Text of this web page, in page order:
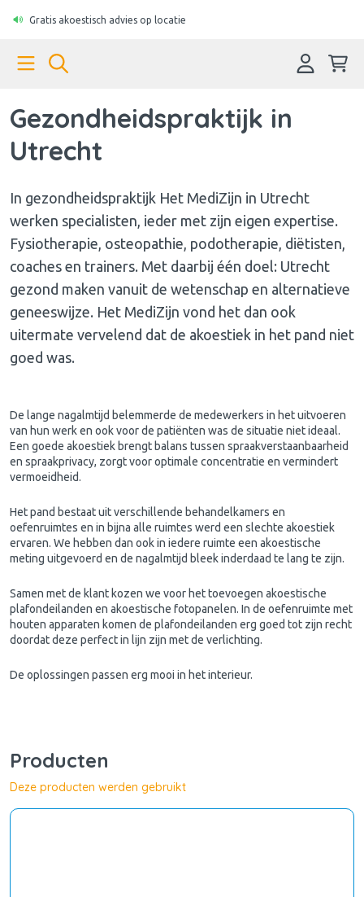
Gratis akoestisch advies op locatie
Gezondheidspraktijk in
Utrecht
In gezondheidspraktijk Het MediZijn in Utrecht
werken specialisten, ieder met zijn eigen expertise.
Fysiotherapie, osteopathie, podotherapie, diëtisten,
coaches en trainers. Met daarbij één doel: Utrecht
gezond maken vanuit de wetenschap en alternatieve
geneeswijze. Het MediZijn vond het dan ook
uitermate vervelend dat de akoestiek in het pand niet
goed was.
De lange nagalmtijd belemmerde de medewerkers in het uitvoeren
van hun werk en ook voor de patiënten was de situatie niet ideaal.
Een goede akoestiek brengt balans tussen spraakverstaanbaarheid
en spraakprivacy, zorgt voor optimale concentratie en vermindert
vermoeidheid.
Het pand bestaat uit verschillende behandelkamers en
oefenruimtes en in bijna alle ruimtes werd een slechte akoestiek
ervaren. We hebben dan ook in iedere ruimte een akoestische
meting uitgevoerd en de nagalmtijd bleek inderdaad te lang te zijn.
Samen met de klant kozen we voor het toevoegen akoestische
plafondeilanden en akoestische fotopanelen. In de oefenruimte met
houten apparaten komen de plafondeilanden erg goed tot zijn recht
doordat deze perfect in lijn zijn met de verlichting.
De oplossingen passen erg mooi in het interieur.
Producten
Deze producten werden gebruikt